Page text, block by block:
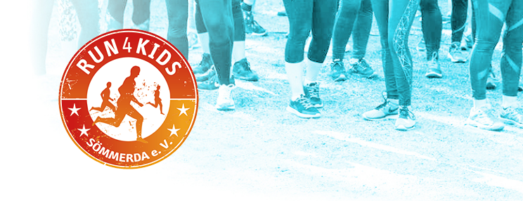
Run4Kids Sömmerda e.V.
Wir machen uns Stark - für todkranke Kinder!